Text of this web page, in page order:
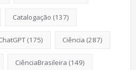
Catalogação (137)
(175) Ciência (287)
CiênciaBrasileira (149)